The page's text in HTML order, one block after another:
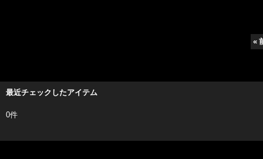
«
最近チェックしたアイテム
0件